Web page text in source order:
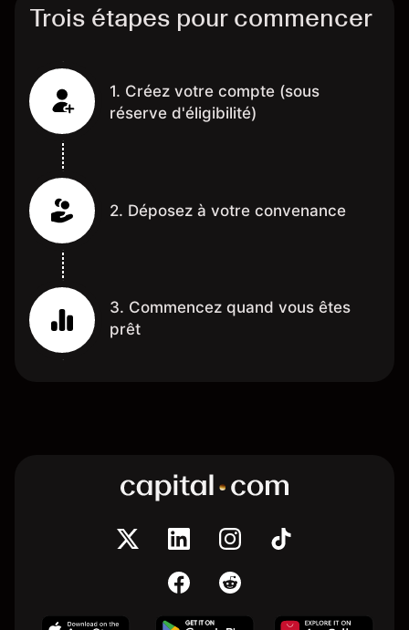
Trois étapes pour commencer
1. Créez votre compte (sous
réserve d'éligibilité)
2. Déposez à votre convenance
3. Commencez quand vous êtes
prêt